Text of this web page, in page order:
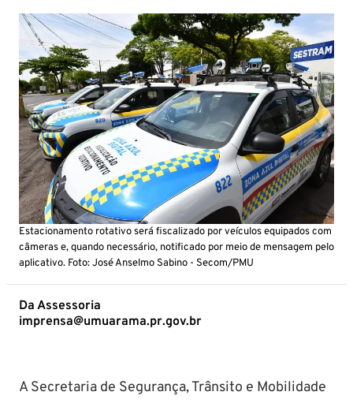
Estacionamento rotativo será fiscalizado por veículos equipados com
câmeras e, quando necessário, notificado por meio de mensagem pelo
aplicativo. Foto: José Anselmo Sabino - Secom/PMU
Da Assessoria
imprensa@umuarama.pr.gov.br
A Secretaria de Segurança, Trânsito e Mobilidade